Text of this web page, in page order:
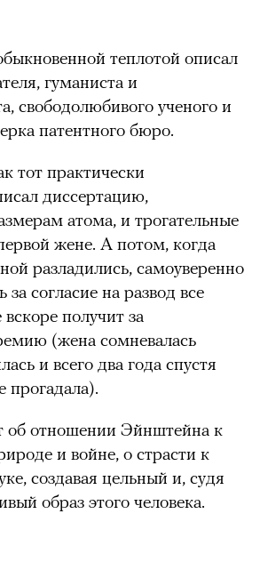
теплотой описал
гуманиста и
свободолюбивого ученого и
патентного бюро.
тот практически
диссертацию,
атома, и трогательные
жене. А потом, когда
разладились, самоуверенно
за согласие на развод все
получит за
(жена сомневалась
и всего два года спустя
прогадала).
об отношении Эйнштейна к
и войне, о страсти к
создавая цельный и, судя
образ этого человека.